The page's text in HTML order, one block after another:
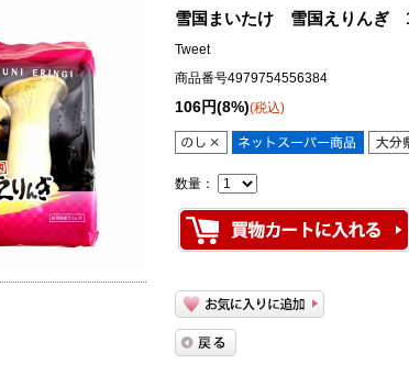
雪国まいたけ 雪国えりんぎ
Tweet
商品番号4979754556384
106円(8%)(税込)
数量：